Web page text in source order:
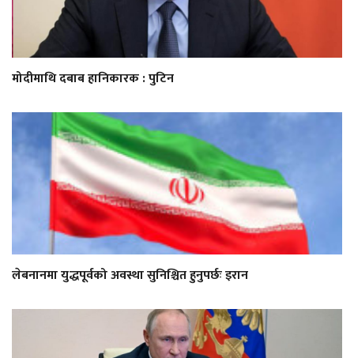
मोदीमाथि दबाब हानिकारक : पुटिन
लेबनानमा युद्धपूर्वको अवस्था सुनिश्चित हुनुपर्छः इरान